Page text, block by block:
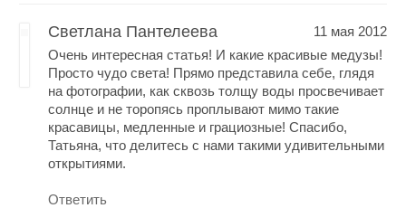
Светлана Пантелеева
11 мая 2012
Очень интересная статья! И какие красивые медузы!
Просто чудо света! Прямо представила себе, глядя
на фотографии, как сквозь толщу воды просвечивает
солнце и не торопясь проплывают мимо такие
красавицы, медленные и грациозные! Спасибо,
Татьяна, что делитесь с нами такими удивительными
открытиями.
Ответить